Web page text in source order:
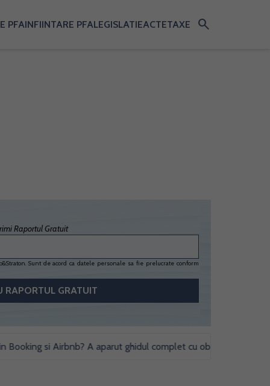
PFAINFIINTARE PFALEGISLATIEACTETAXE search
Raportul Gratuit
Sunt de acord ca datele personale sa fie prelucrate conform
si Airbnb? A aparut ghidul complet cu obligatii fiscale si studii